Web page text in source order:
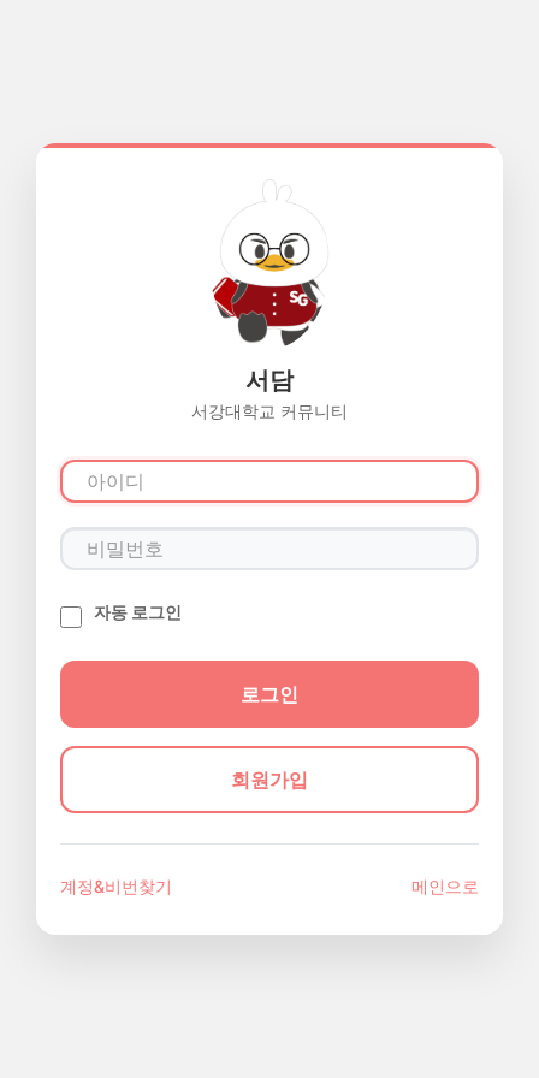
서담
서강대학교 커뮤니티
자동 로그인
회원가입
계정&비번찾기 메인으로